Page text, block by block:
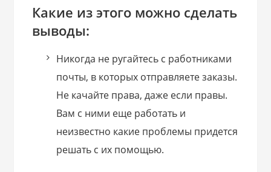
Какие из этого можно сделать
выводы:
Никогда не ругайтесь с работниками
почты, в которых отправляете заказы.
Не качайте права, даже если правы.
Вам с ними еще работать и
неизвестно какие проблемы придется
решать с их помощью.